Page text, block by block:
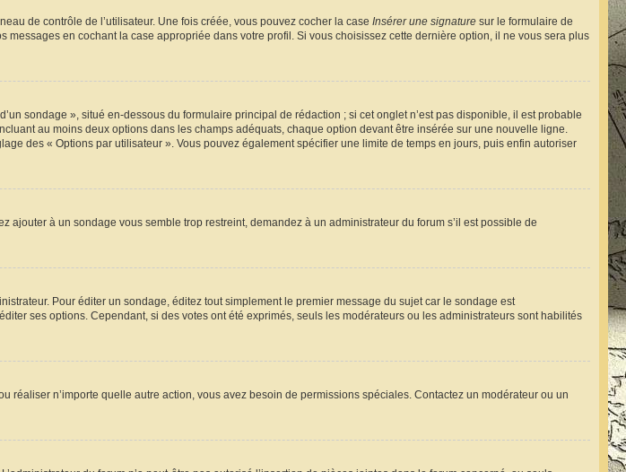
de contrôle de l’utilisateur. Une fois créée, vous pouvez cocher la case Insérer une signature sur le formulaire de
en cochant la case appropriée dans votre profil. Si vous choisissez cette dernière option, il ne vous sera plus
sondage », situé en-dessous du formulaire principal de rédaction ; si cet onglet n’est pas disponible, il est probable
au moins deux options dans les champs adéquats, chaque option devant être insérée sur une nouvelle ligne.
des « Options par utilisateur ». Vous pouvez également spécifier une limite de temps en jours, puis enfin autoriser
ajouter à un sondage vous semble trop restreint, demandez à un administrateur du forum s’il est possible de
Pour éditer un sondage, éditez tout simplement le premier message du sujet car le sondage est
ses options. Cependant, si des votes ont été exprimés, seuls les modérateurs ou les administrateurs sont habilités
n’importe quelle autre action, vous avez besoin de permissions spéciales. Contactez un modérateur ou un